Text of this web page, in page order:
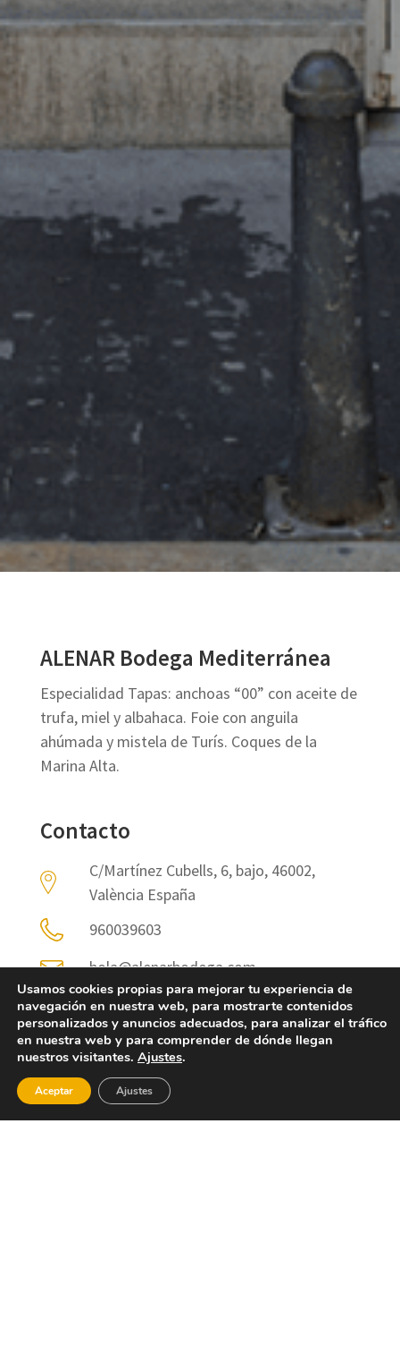
ALENAR Bodega Mediterránea
Especialidad Tapas: anchoas “00” con aceite de
trufa, miel y albahaca. Foie con anguila
ahúmada y mistela de Turís. Coques de la
Marina Alta.
Contacto
C/Martínez Cubells, 6, bajo, 46002,
València España
960039603
hola@alenarbodega.com
https://www.alenarbodega.com/
Más información
Usamos cookies propias para mejorar tu experiencia de
navegación en nuestra web, para mostrarte contenidos
personalizados y anuncios adecuados, para analizar el tráfico
en nuestra web y para comprender de dónde llegan
nuestros visitantes. Ajustes.
Aceptar Ajustes